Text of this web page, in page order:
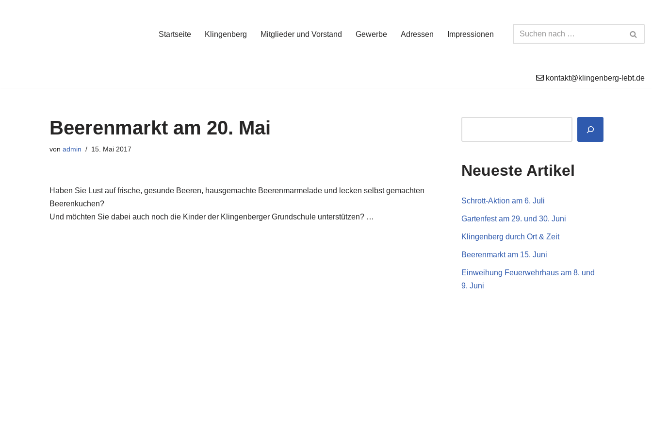
Startseite Klingenberg Mitglieder und Vorstand Gewerbe Adressen Impressionen
kontakt@klingenberg-lebt.de
Beerenmarkt am 20. Mai
von admin 15. Mai 2017
Haben Sie Lust auf frische, gesunde Beeren, hausgemachte Beerenmarmelade und lecken selbst gemachten
Beerenkuchen?
Und möchten Sie dabei auch noch die Kinder der Klingenberger Grundschule unterstützen? …
Neueste Artikel
Schrott-Aktion am 6. Juli
Gartenfest am 29. und 30. Juni
Klingenberg durch Ort & Zeit
Beerenmarkt am 15. Juni
Einweihung Feuerwehrhaus am 8. und
9. Juni